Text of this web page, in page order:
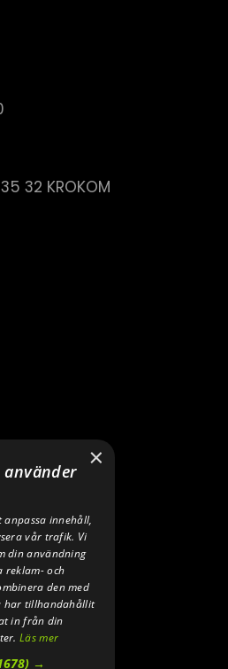
32 KROKOM
×
innehåll,
vår trafik. Vi
din användning
reklam- och
den med
har tillhandahållit
in från din
Läs mer
→